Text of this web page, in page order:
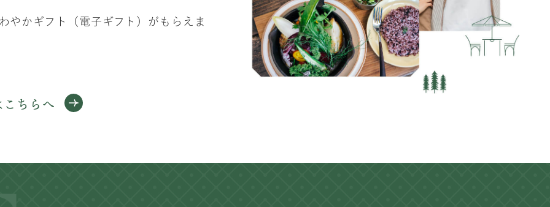
やかギフト（電子ギフト）がもらえま
ちらへ